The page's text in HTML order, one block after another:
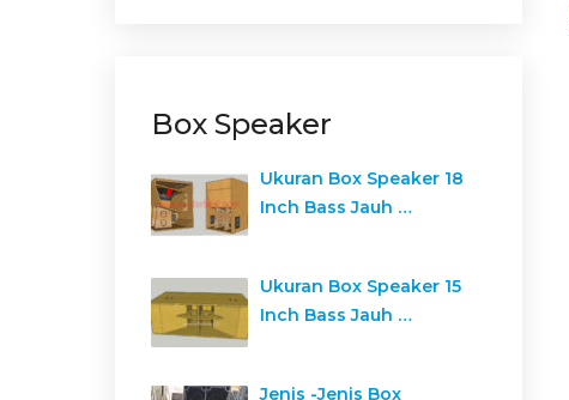
Box Speaker
Ukuran Box Speaker 18
Inch Bass Jauh …
Ukuran Box Speaker 15
Inch Bass Jauh …
Jenis -Jenis Box